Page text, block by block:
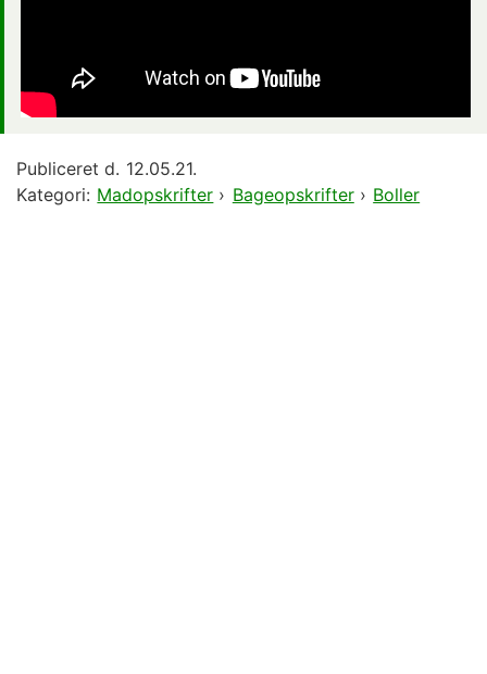
Publiceret d. 12.05.21.
Kategori: Madopskrifter › Bageopskrifter› Boller